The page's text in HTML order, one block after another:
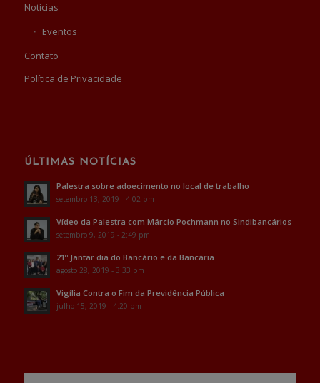
Notícias
Eventos
Contato
Política de Privacidade
ÚLTIMAS NOTÍCIAS
Palestra sobre adoecimento no local de trabalho
setembro 13, 2019 - 4:02 pm
Vídeo da Palestra com Márcio Pochmann no Sindibancários
setembro 9, 2019 - 2:49 pm
21º Jantar dia do Bancário e da Bancária
agosto 28, 2019 - 3:33 pm
Vigília Contra o Fim da Previdência Pública
julho 15, 2019 - 4:20 pm